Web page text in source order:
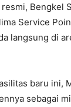
Bengkel
Service
langsung di
baru ini,
sebagai